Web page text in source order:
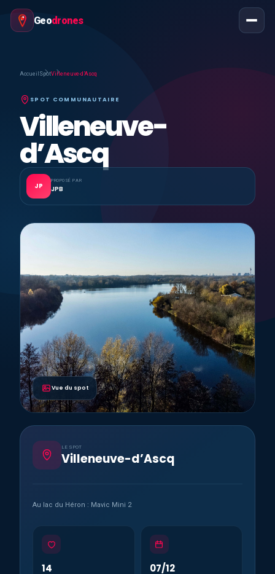
Geodrones
Accueil SpotVilleneuve-d’Ascq
SPOT COMMUNAUTAIRE
Villeneuve-
d’Ascq
JP
PROPOSÉ PAR
JPB
Vue du spot
LE SPOT
Villeneuve-d’Ascq
Au lac du Héron : Mavic Mini 2
14 07/12